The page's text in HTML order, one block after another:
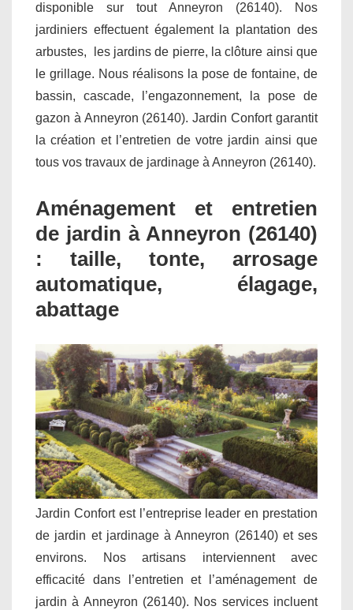
disponible sur tout Anneyron (26140). Nos
jardiniers effectuent également la plantation des
arbustes, les jardins de pierre, la clôture ainsi que
le grillage. Nous réalisons la pose de fontaine, de
bassin, cascade, l’engazonnement, la pose de
gazon à Anneyron (26140). Jardin Confort garantit
la création et l’entretien de votre jardin ainsi que
tous vos travaux de jardinage à Anneyron (26140).
Aménagement et entretien
de jardin à Anneyron (26140)
: taille, tonte, arrosage
automatique, élagage,
abattage
Jardin Confort est l’entreprise leader en prestation
de jardin et jardinage à Anneyron (26140) et ses
environs. Nos artisans interviennent avec
efficacité dans l’entretien et l’aménagement de
jardin à Anneyron (26140). Nos services incluent